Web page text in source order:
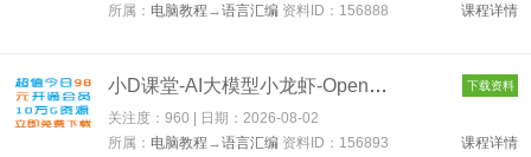
所属： 电脑教程 →语言汇编 资料ID：156888 课程详情
小D课堂-AI大模型小龙虾-OpenClaw-0基础从入门到实战 156893 下载资料
关注度：960 | 日期：2026-08-02
所属： 电脑教程 →语言汇编 资料ID：156893 课程详情